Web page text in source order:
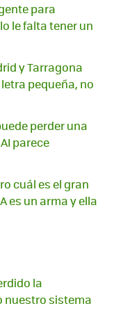
para
le falta tener un
y Tarragona
pequeña, no
perder una
parece
cuál es el gran
es un arma y ella
la
nuestro sistema